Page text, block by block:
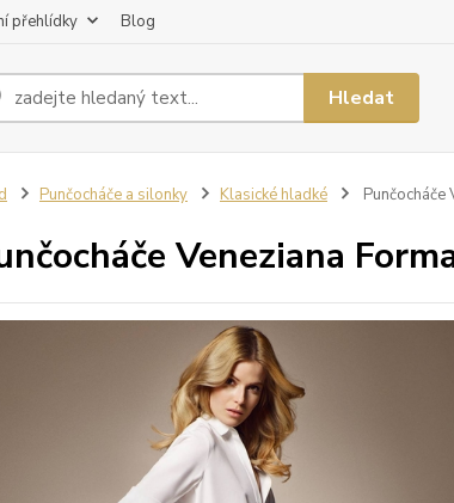
přehlídky Blog
Hledat
Punčocháče a silonky Klasické hladké Punčocháče
Veneziana